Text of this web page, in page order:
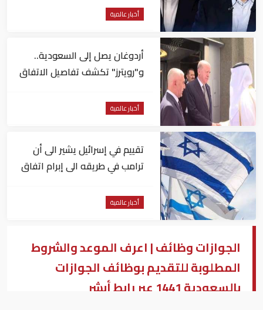
أخبار عالمية
أردوغان يصل إلى السعودية..
و"رويترز" تكشف تفاصيل الاتفاق
أخبار عالمية
تقييم في إسرائيل يشير الى أن
ترامب في طريقه الى إبرام اتفاق
أخبار عالمية
الجوازات وظائف | اعرف الموعد والشروط
المطلوبة للتقديم بوظائف الجوازات
بالسعودية 1441 عبر رابط أبشر